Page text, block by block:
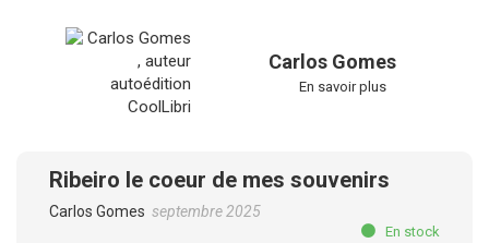
Carlos Gomes
En savoir plus
Ribeiro le coeur de mes souvenirs
Carlos Gomes septembre 2025
En stock